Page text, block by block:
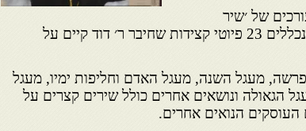
של ׳שיר
ידידות׳, שיצא לאור בתרפ״א/, ובו נכללים 23 פיוטי קצידות שחיבר ר׳ דוד קיים על
מעגל השנה, מעגל האדם וחליפות ימיו, מעגל
הגאולה ונושאים אחרים כולל שירים קצרים על
העוסקים הנואים אחרים.